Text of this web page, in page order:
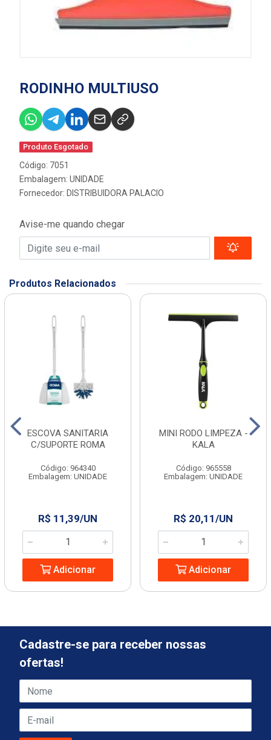
RODINHO MULTIUSO
Produto Esgotado
Código: 7051
Embalagem: UNIDADE
Fornecedor: DISTRIBUIDORA PALACIO
Avise-me quando chegar
Produtos Relacionados
ESCOVA SANITARIA
C/SUPORTE ROMA
Código: 964340
Embalagem: UNIDADE
R$ 11,39/UN
Adicionar
MINI RODO LIMPEZA -
KALA
Código: 965558
Embalagem: UNIDADE
R$ 20,11/UN
Adicionar
Cadastre-se para receber nossas
ofertas!